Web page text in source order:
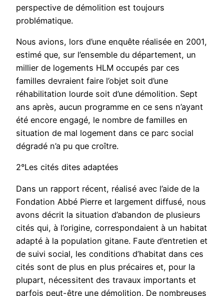
perspective de démolition est toujours
problématique.
Nous avions, lors d’une enquête réalisée en 2001,
estimé que, sur l’ensemble du département, un
millier de logements HLM occupés par ces
familles devraient faire l’objet soit d’une
réhabilitation lourde soit d’une démolition. Sept
ans après, aucun programme en ce sens n’ayant
été encore engagé, le nombre de familles en
situation de mal logement dans ce parc social
dégradé n’a pu que croître.
2°Les cités dites adaptées
Dans un rapport récent, réalisé avec l’aide de la
Fondation Abbé Pierre et largement diffusé, nous
avons décrit la situation d’abandon de plusieurs
cités qui, à l’origine, correspondaient à un habitat
adapté à la population gitane. Faute d’entretien et
de suivi social, les conditions d’habitat dans ces
cités sont de plus en plus précaires et, pour la
plupart, nécessitent des travaux importants et
parfois peut-être une démolition. De nombreuses